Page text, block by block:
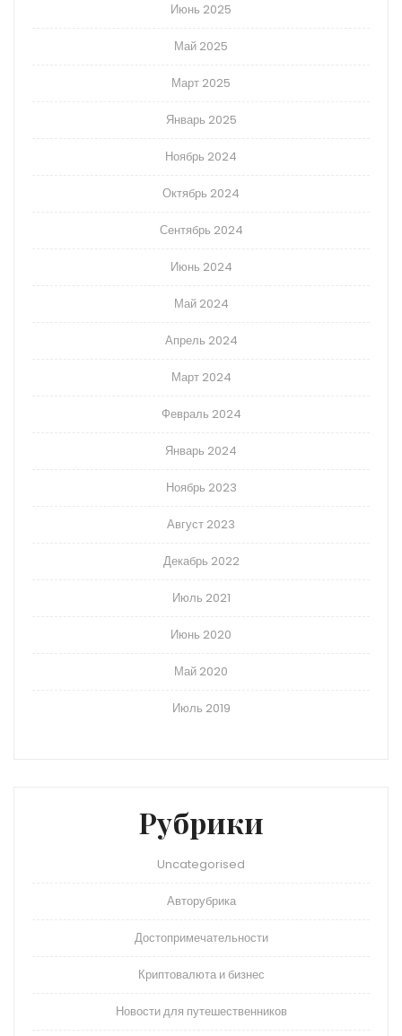
Июнь 2025
Май 2025
Март 2025
Январь 2025
Ноябрь 2024
Октябрь 2024
Сентябрь 2024
Июнь 2024
Май 2024
Апрель 2024
Март 2024
Февраль 2024
Январь 2024
Ноябрь 2023
Август 2023
Декабрь 2022
Июль 2021
Июнь 2020
Май 2020
Июль 2019
Рубрики
Uncategorised
Авторубрика
Достопримечательности
Криптовалюта и бизнес
Новости для путешественников